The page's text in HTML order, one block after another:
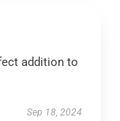
addition to
Sep 18, 2024